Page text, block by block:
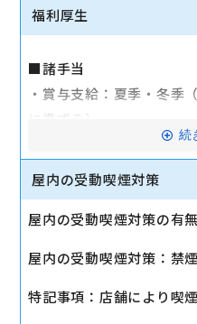
福利厚生
■諸手当
・賞与支給：夏季・冬季
に準ずる）
・時間外手当あり（平均
・通勤手当支給（規定あり
災保険）
・入社時に研修有（職種
続
屋内の受動喫煙対策
屋内の受動喫煙対策の有
屋内の受動喫煙対策：禁煙
特記事項：店舗により喫